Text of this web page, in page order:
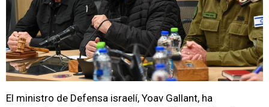
El ministro de Defensa israelí, Yoav Gallant, ha